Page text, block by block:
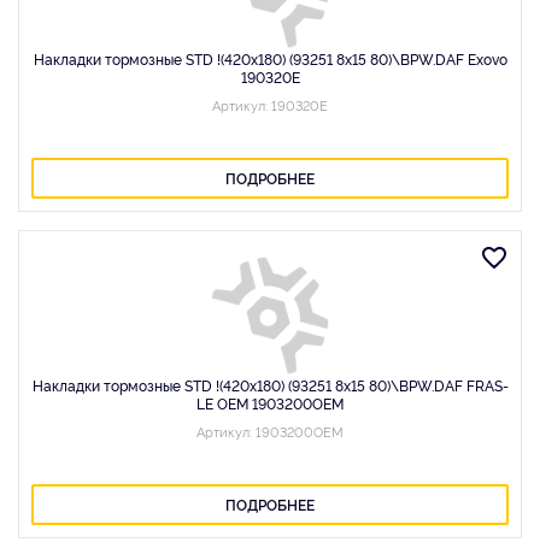
Накладки тормозные STD !(420x180) (93251 8x15 80)\BPW.DAF Exovo
190320E
Артикул: 190320E
ПОДРОБНЕЕ
Накладки тормозные STD !(420x180) (93251 8x15 80)\BPW.DAF FRAS-
LE OEM 1903200OEM
Артикул: 1903200OEM
ПОДРОБНЕЕ